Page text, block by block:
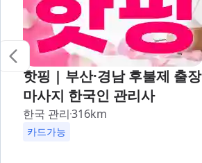
핫핑 | 부산·경남 후불제 출장
마사지 한국인 관리사
한국 관리316km
카드가능